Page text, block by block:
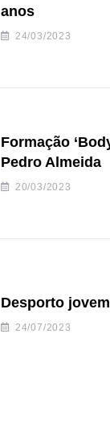
anos
24/03/2023
Formação
Pedro Almeida
20/03/2023
Desporto
24/07/2023